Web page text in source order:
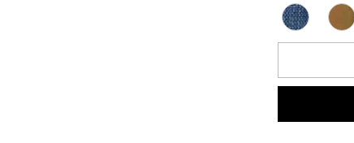
중
4.6
개
니
개